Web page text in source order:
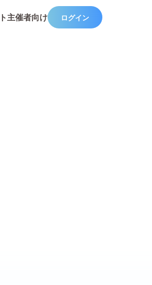
主催者向け ログイン